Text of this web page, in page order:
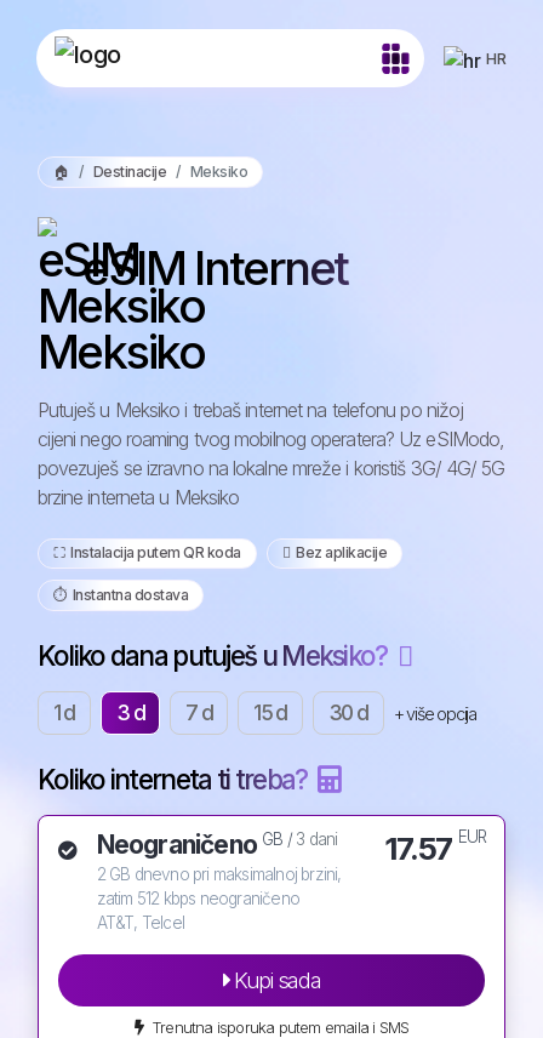
HR
🏠 Destinacije Meksiko
eSIM Internet
Meksiko
Putuješ u Meksiko i trebaš internet na telefonu po nižoj
cijeni nego roaming tvog mobilnog operatera? Uz eSIModo,
povezuješ se izravno na lokalne mreže i koristiš 3G/ 4G/ 5G
brzine interneta u Meksiko
⛶️️ Instalacija putem QR koda ️ Bez aplikacije
⏱️️ Instantna dostava
Koliko dana putuješ u Meksiko?
1 d 3 d 7 d 15 d 30 d + više opcija
Koliko interneta ti treba?
Neograničeno GB /3 dani
2 GB dnevno pri maksimalnoj brzini,
zatim 512 kbps neograničeno
AT&T, Telcel
17.57 EUR
Kupi sada
Trenutna isporuka putem emaila i SMS